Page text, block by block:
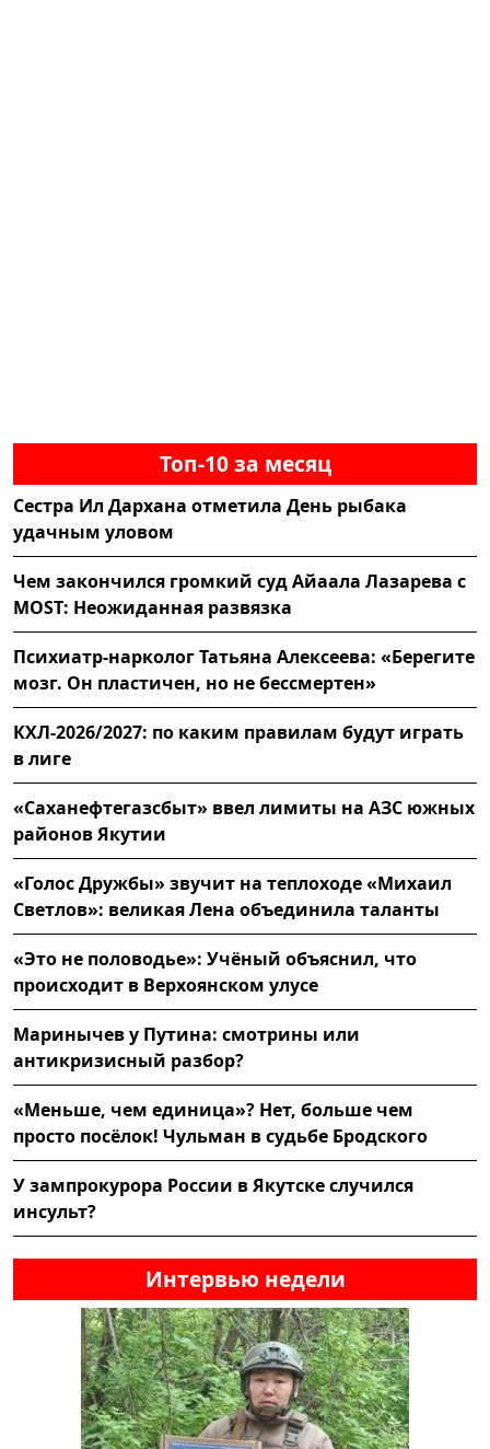
Топ-10 за месяц
Сестра Ил Дархана отметила День рыбака
удачным уловом
Чем закончился громкий суд Айаала Лазарева с
MOST: Неожиданная развязка
Психиатр-нарколог Татьяна Алексеева: «Берегите
мозг. Он пластичен, но не бессмертен»
КХЛ-2026/2027: по каким правилам будут играть
в лиге
«Саханефтегазсбыт» ввел лимиты на АЗС южных
районов Якутии
«Голос Дружбы» звучит на теплоходе «Михаил
Светлов»: великая Лена объединила таланты
«Это не половодье»: Учёный объяснил, что
происходит в Верхоянском улусе
Маринычев у Путина: смотрины или
антикризисный разбор?
«Меньше, чем единица»? Нет, больше чем
просто посёлок! Чульман в судьбе Бродского
У зампрокурора России в Якутске случился
инсульт?
Интервью недели